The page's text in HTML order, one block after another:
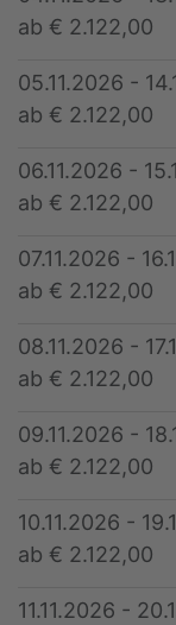
ab € 2.122,00
05.11.2026 -
ab € 2.122,00
06.11.2026 -
ab € 2.122,00
07.11.2026 -
ab € 2.122,00
08.11.2026 -
ab € 2.122,00
09.11.2026 -
ab € 2.122,00
10.11.2026 -
ab € 2.122,00
11.11.2026 -